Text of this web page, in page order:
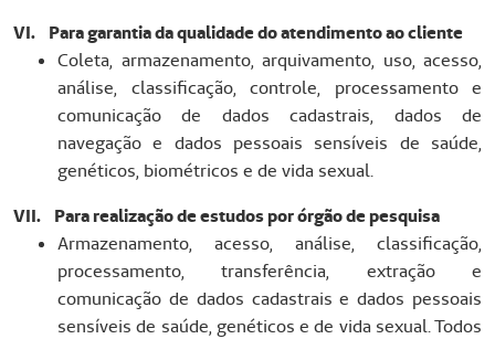
VI. Para garantia da qualidade do atendimento ao cliente
Coleta, armazenamento, arquivamento, uso, acesso,
análise, classificação, controle, processamento e
comunicação de dados cadastrais, dados de
navegação e dados pessoais sensíveis de saúde,
genéticos, biométricos e de vida sexual.
VII. Para realização de estudos por órgão de pesquisa
Armazenamento, acesso, análise, classificação,
processamento, transferência, extração e
comunicação de dados cadastrais e dados pessoais
sensíveis de saúde, genéticos e de vida sexual. Todos